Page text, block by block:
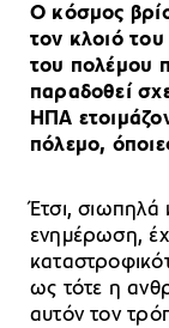
Ο κόσμος
τον κλοιό
του πολέμου
παραδοθεί
ΗΠΑ
πόλεμο,
Έτσι, σιωπηλά
ενημέρωση,
ως τότε η
αυτόν τον